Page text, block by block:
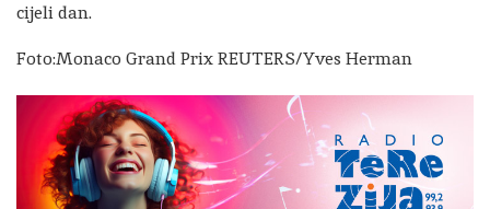
cijeli dan.
Foto:Monaco Grand Prix REUTERS/Yves Herman